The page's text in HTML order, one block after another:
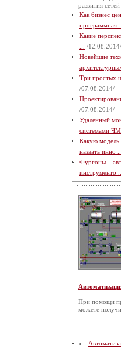
развития
Как бизнес
программная ...
Какие
/12.08.2014/
Новейшие
Три простых
/07.08.2014/
/07.08.2014/
Удаленный
системами
Какую модель
назвать инно ...
Фургоны –
инструменто ...
При помощи
можете